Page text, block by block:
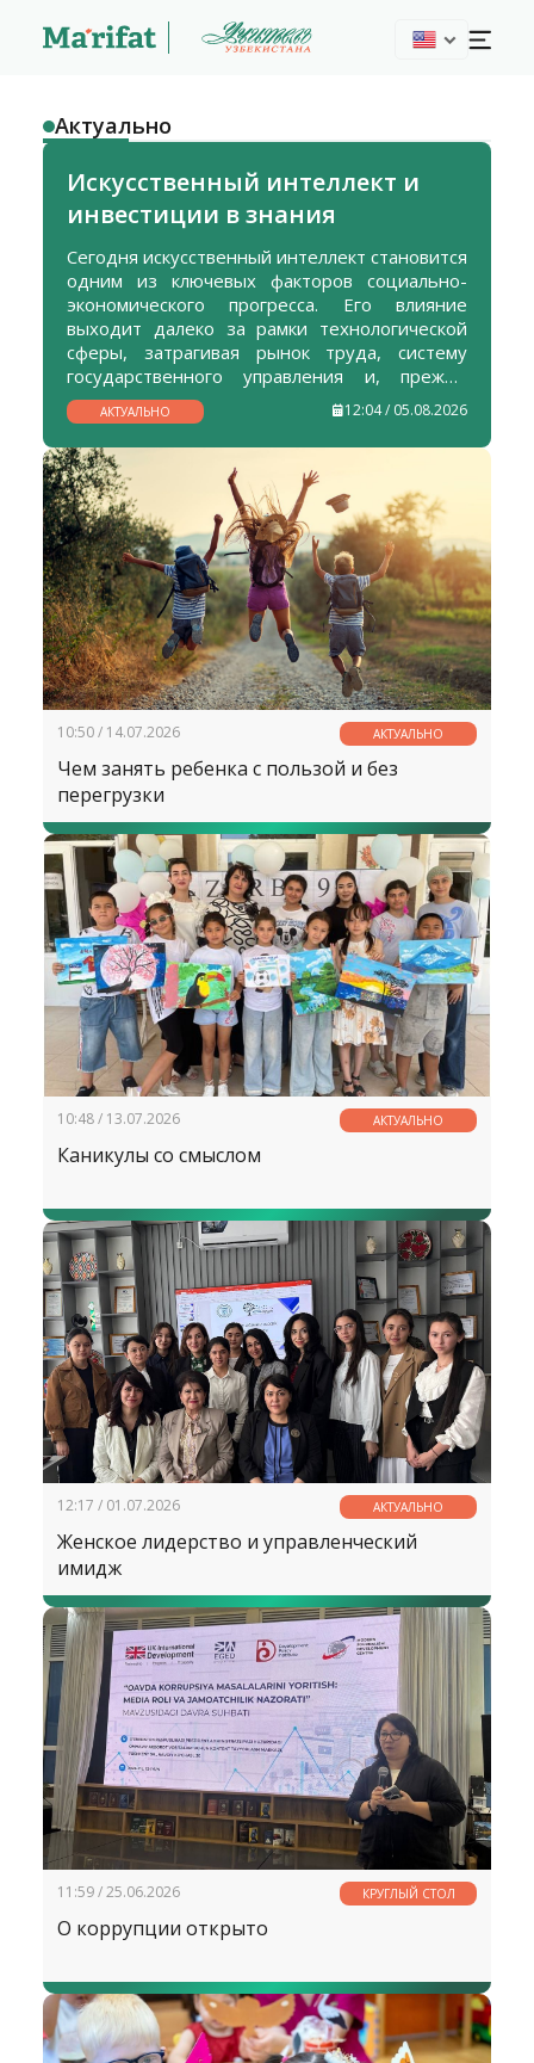
Актуально
Искусственный интеллект и
инвестиции в знания
Сегодня искусственный интеллект становится
одним из ключевых факторов социально-
экономического прогресса. Его влияние
выходит далеко за рамки технологической
сферы, затрагивая рынок труда, систему
государственного управления и, прежде
всего, образование. Перед высшей школой
Узбекистана стоит стратегическая задача —
подготовка специалистов нового поколения,
способных эффективно работать в условиях
цифровой трансформации экономики и
общества
АКТУАЛЬНО 12:04 / 05.08.2026
10:50 / 14.07.2026 АКТУАЛЬНО
Чем занять ребенка с пользой и без
перегрузки
10:48 / 13.07.2026 АКТУАЛЬНО
Каникулы со смыслом
12:17 / 01.07.2026 АКТУАЛЬНО
Женское лидерство и управленческий
имидж
11:59 / 25.06.2026 КРУГЛЫЙ СТОЛ
О коррупции открыто